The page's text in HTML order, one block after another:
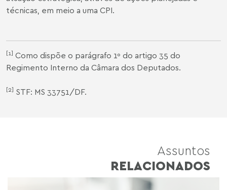
técnicas, em meio a uma CPI.
[1] Como dispõe o parágrafo 1º do artigo 35 do
Regimento Interno da Câmara dos Deputados.
[2] STF: MS 33751/DF.
Assuntos
RELACIONADOS